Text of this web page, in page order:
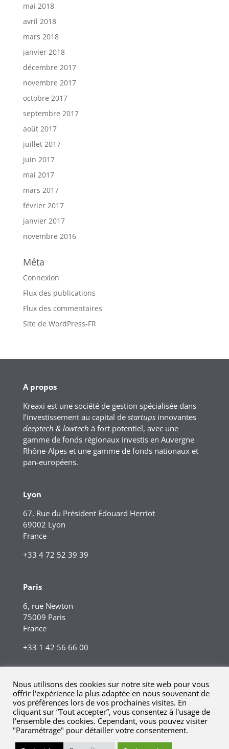
mai 2018
avril 2018
mars 2018
janvier 2018
décembre 2017
novembre 2017
octobre 2017
septembre 2017
août 2017
juillet 2017
juin 2017
mai 2017
mars 2017
février 2017
janvier 2017
novembre 2016
Méta
Connexion
Flux des publications
Flux des commentaires
Site de WordPress-FR
A propos
Kreaxi est une société de gestion spécialisée dans
l’investissement au capital de startupsinnovantes
deeptech & lowtech à fort potentiel, avec une
gamme de fonds régionaux investis en Auvergne
Rhône-Alpes et une gamme de fonds nationaux et
pan-européens.
Lyon
67, Rue du Président Edouard Herriot
69002 Lyon
France
+33 4 72 52 39 39
Paris
6, rue Newton
75009 Paris
France
+33 1 42 56 66 00
Nous utilisons des cookies sur notre site web pour vous
offrir l'expérience la plus adaptée en nous souvenant de
vos préférences lors de vos prochaines visites. En
cliquant sur “Tout accepter”, vous consentez à l'usage de
l'ensemble des cookies. Cependant, vous pouvez visiter
"Paramétrage" pour détailler votre consentement.